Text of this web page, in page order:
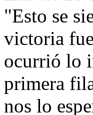
"Esto se
victoria
ocurrió lo
primera
nos lo